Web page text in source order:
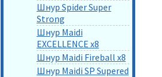
Шнур Spider Super
Strong
Шнур Maidi
EXCELLENCE x8
Шнур Maidi Fireball x8
Шнур Maidi SP Supered